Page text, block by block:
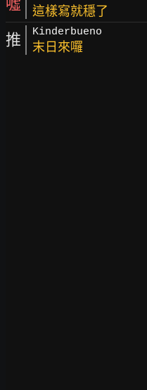
噓 這樣寫就穩了
推 Kinderbueno
末日來囉